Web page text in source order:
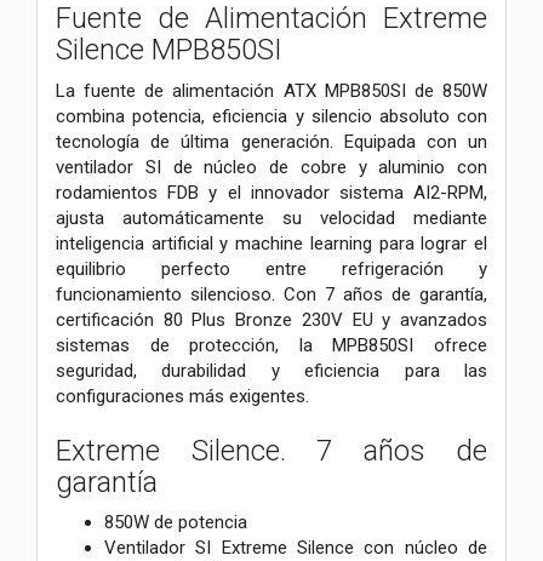
Fuente de Alimentación Extreme
Silence MPB850SI
La fuente de alimentación ATX MPB850SI de 850W
combina potencia, eficiencia y silencio absoluto con
tecnología de última generación. Equipada con un
ventilador SI de núcleo de cobre y aluminio con
rodamientos FDB y el innovador sistema AI2-RPM,
ajusta automáticamente su velocidad mediante
inteligencia artificial y machine learning para lograr el
equilibrio perfecto entre refrigeración y
funcionamiento silencioso. Con 7 años de garantía,
certificación 80 Plus Bronze 230V EU y avanzados
sistemas de protección, la MPB850SI ofrece
seguridad, durabilidad y eficiencia para las
configuraciones más exigentes.
Extreme Silence. 7 años de
garantía
850W de potencia
Ventilador SI Extreme Silence con núcleo de